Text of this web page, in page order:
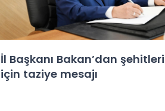
İl Başkanı Bakan’dan
için taziye mesajı